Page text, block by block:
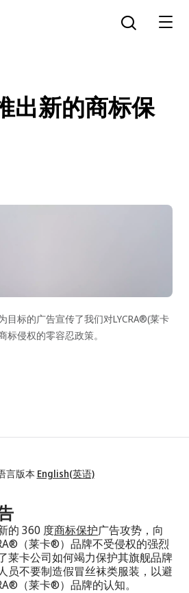
™技术
技术
打开搜索
出新的商标保
目标的广告宣传了我们对LYCRA®(莱卡
标侵权的零容忍政策。
言版本 English(英语)
的 360 度商标保护广告攻势，向
（莱卡®）品牌不受侵权的强烈
莱卡公司如何竭力保护其旗舰品牌
员不要制造假冒丝袜类服装，以避
（莱卡®）品牌的认知。